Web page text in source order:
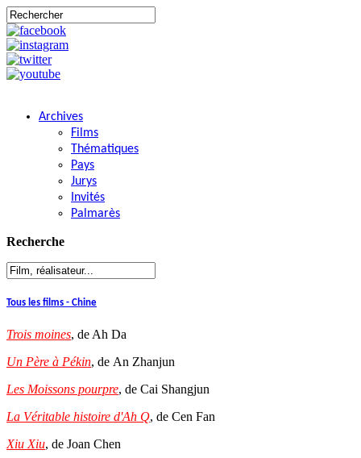
Archives
Films
Thématiques
Pays
Jurys
Invités
Palmarès
Recherche
Tous les films - Chine
Trois moines, de Ah Da
Un Père à Pékin, de An Zhanjun
Les Moissons pourpre, de Cai Shangjun
La Véritable histoire d'Ah Q, de Cen Fan
Xiu Xiu, de Joan Chen